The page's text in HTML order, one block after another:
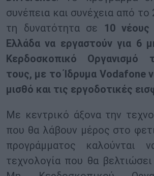
συνέπεια και συνέχεια από το
τη δυνατότητα σε 10
Ελλάδα να εργαστούν για 6
Κερδοσκοπικό Οργανισμό
τους, με το Ίδρυμα Vodafone
μισθό και τις εργοδοτικές
Με κεντρικό άξονα την
που θα λάβουν μέρος στο
προγράμματος καλούνται
τεχνολογία που θα